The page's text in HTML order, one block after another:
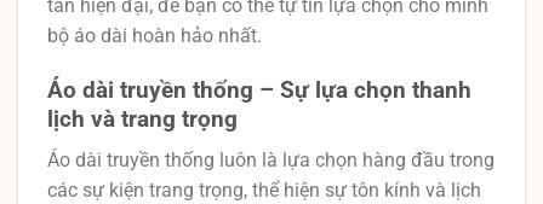
tân hiện đại, để bạn có thể tự tin lựa chọn cho mình
bộ áo dài hoàn hảo nhất.
Áo dài truyền thống – Sự lựa chọn thanh
lịch và trang trọng
Áo dài truyền thống luôn là lựa chọn hàng đầu trong
các sự kiện trang trọng, thể hiện sự tôn kính và lịch